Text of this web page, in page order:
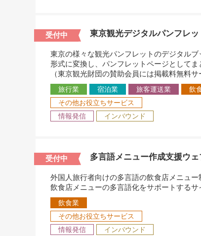
東京観光デジタルパンフレ
受付中
東京の様々な観光パンフレットのデジタル
形式に変換し、パンフレットページとしてま
（東京観光財団の賛助会員には掲載料無料サ
旅行業 宿泊業 旅客運送業 飲
その他お役立ちサービス
情報発信
インバウンド
多言語メニュー作成支援ウェ
受付中
外国人旅行者向けの多言語の飲食店メニュ
飲食店メニューの多言語化をサポートする
飲食業
その他お役立ちサービス
情報発信
インバウンド